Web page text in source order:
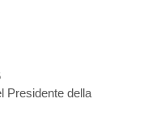
Presidente della